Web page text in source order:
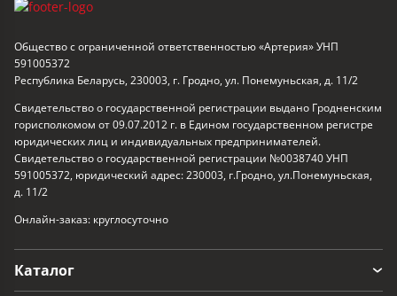
Общество с ограниченной ответственностью «Артерия» УНП
591005372
Республика Беларусь, 230003, г. Гродно, ул. Понемуньская, д. 11/2
Свидетельство о государственной регистрации выдано Гродненским
горисполкомом от 09.07.2012 г. в Едином государственном регистре
юридических лиц и индивидуальных предпринимателей.
Свидетельство о государственной регистрации №0038740 УНП
591005372, юридический адрес: 230003, г.Гродно, ул.Понемуньская,
д. 11/2
Онлайн-заказ: круглосуточно
Каталог